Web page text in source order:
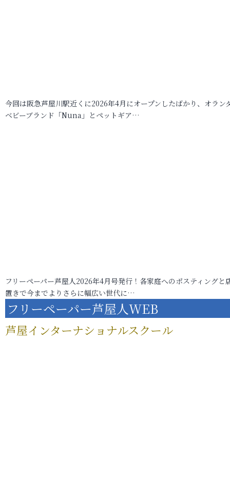
今回は阪急芦屋川駅近くに2026年4月にオープンしたばかり、オラン
ベビーブランド「Nuna」とペットギア…
フリーペーパー芦屋人2026年4月号発行！各家庭へのポスティングと
置きで今までよりさらに幅広い世代に…
フリーペーパー芦屋人WEB
芦屋インターナショナルスクール